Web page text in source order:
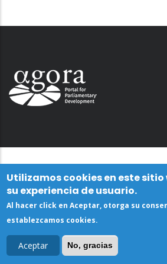
Utilizamos cookies en este
su experiencia de usuario.
Al hacer click en Aceptar, otorga su
establezcamos cookies.
Aceptar No, gracias